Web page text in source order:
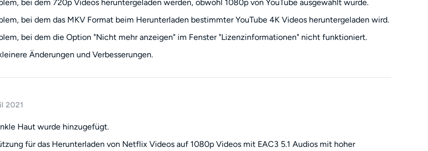
bei dem 720p Videos heruntergeladen werden, obwohl 1080p von YouTube ausgewählt wurde.
bei dem das MKV Format beim Herunterladen bestimmter YouTube 4K Videos heruntergeladen wird.
bei dem die Option "Nicht mehr anzeigen" im Fenster "Lizenzinformationen" nicht funktioniert.
Änderungen und Verbesserungen.
2021
Haut wurde hinzugefügt.
für das Herunterladen von Netflix Videos auf 1080p Videos mit EAC3 5.1 Audios mit hoher